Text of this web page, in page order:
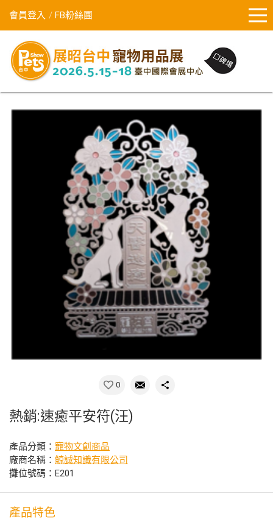
會員登入 FB粉絲團
0
熱銷:速癒平安符(汪)
產品分類： 寵物文創商品
廠商名稱： 鯨誠知識有限公司
攤位號碼：E201
產品特色